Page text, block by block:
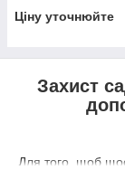
Ціну уточнюйте
Захист
Для того, щоб